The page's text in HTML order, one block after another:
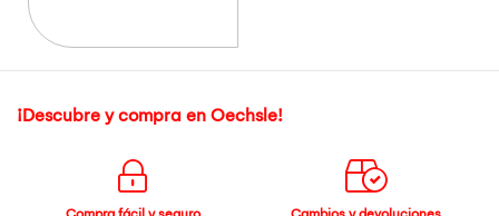
¡Descubre y compra en Oechsle!